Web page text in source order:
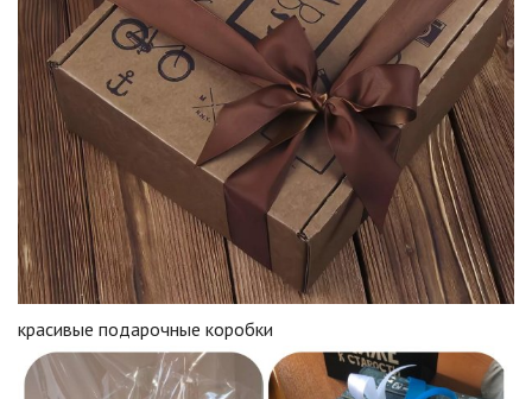
красивые подарочные коробки